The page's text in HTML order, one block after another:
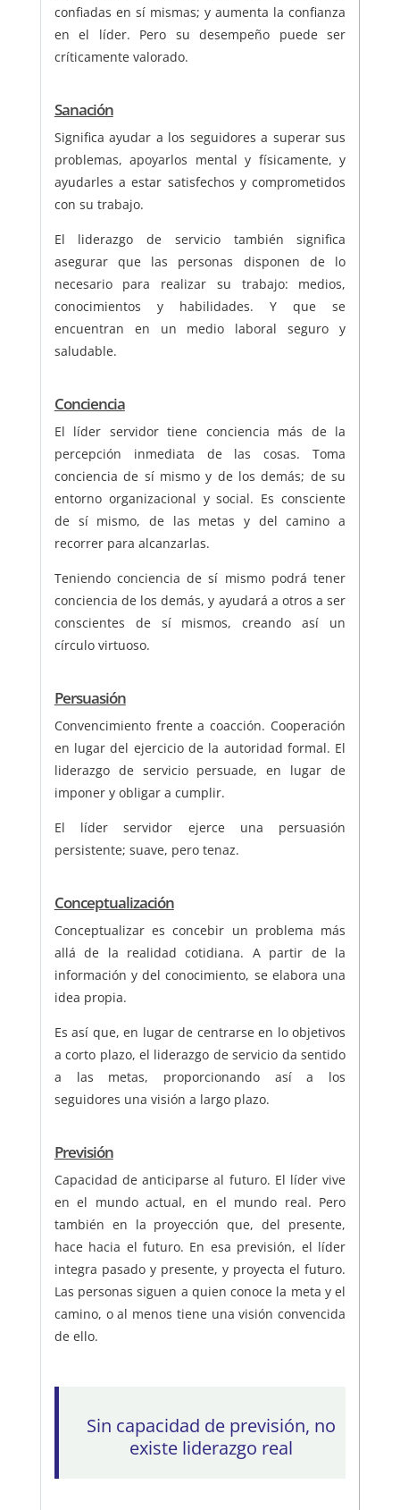
confiadas en sí mismas; y aumenta la confianza
en el líder. Pero su desempeño puede ser
críticamente valorado.
Sanación
Significa ayudar a los seguidores a superar sus
problemas, apoyarlos mental y físicamente, y
ayudarles a estar satisfechos y comprometidos
con su trabajo.
El liderazgo de servicio también significa
asegurar que las personas disponen de lo
necesario para realizar su trabajo: medios,
conocimientos y habilidades. Y que se
encuentran en un medio laboral seguro y
saludable.
Conciencia
El líder servidor tiene conciencia más de la
percepción inmediata de las cosas. Toma
conciencia de sí mismo y de los demás; de su
entorno organizacional y social. Es consciente
de sí mismo, de las metas y del camino a
recorrer para alcanzarlas.
Teniendo conciencia de sí mismo podrá tener
conciencia de los demás, y ayudará a otros a ser
conscientes de sí mismos, creando así un
círculo virtuoso.
Persuasión
Convencimiento frente a coacción. Cooperación
en lugar del ejercicio de la autoridad formal. El
liderazgo de servicio persuade, en lugar de
imponer y obligar a cumplir.
El líder servidor ejerce una persuasión
persistente; suave, pero tenaz.
Conceptualización
Conceptualizar es concebir un problema más
allá de la realidad cotidiana. A partir de la
información y del conocimiento, se elabora una
idea propia.
Es así que, en lugar de centrarse en lo objetivos
a corto plazo, el liderazgo de servicio da sentido
a las metas, proporcionando así a los
seguidores una visión a largo plazo.
Previsión
Capacidad de anticiparse al futuro. El líder vive
en el mundo actual, en el mundo real. Pero
también en la proyección que, del presente,
hace hacia el futuro. En esa previsión, el líder
integra pasado y presente, y proyecta el futuro.
Las personas siguen a quien conoce la meta y el
camino, o al menos tiene una visión convencida
de ello.
Sin capacidad de previsión, no
existe liderazgo real